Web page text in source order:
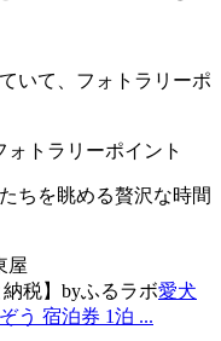
いて、フォトラリーポ
ちを眺める贅沢な時間
税】byふるラボ愛犬
う 宿泊券 1泊 ...